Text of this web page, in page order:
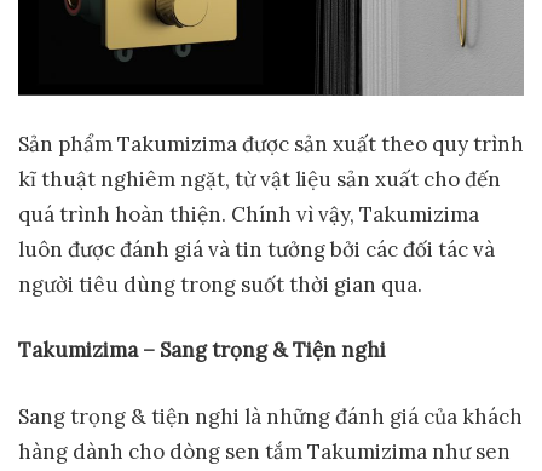
Sản phẩm Takumizima được sản xuất theo quy trình
kĩ thuật nghiêm ngặt, từ vật liệu sản xuất cho đến
quá trình hoàn thiện. Chính vì vậy, Takumizima
luôn được đánh giá và tin tưởng bởi các đối tác và
người tiêu dùng trong suốt thời gian qua.
Takumizima – Sang trọng & Tiện nghi
Sang trọng & tiện nghi là những đánh giá của khách
hàng dành cho dòng sen tắm Takumizima như sen